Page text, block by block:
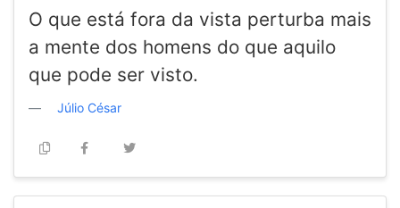
O que está fora da vista perturba mais
a mente dos homens do que aquilo
que pode ser visto.
Júlio César